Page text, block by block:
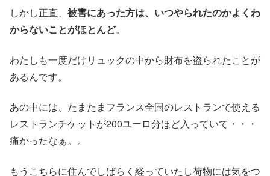
しかし正直、 被害にあった方は、いつやられたのかよくわ
からないことがほとんど。
わたしも一度だけリュックの中から財布を盗られたことが
あるんです。
あの中には、たまたまフランス全国のレストランで使える
レストランチケットが200ユーロ分ほど入っていて・・・
痛かったなぁ。。
もうこちらに住んでしばらく経っていたし荷物には気をつ